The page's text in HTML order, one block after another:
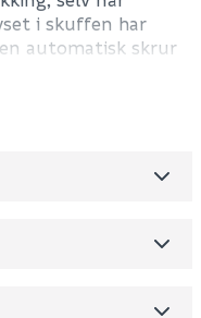
i skuffen har
automatisk skrur
du slipper å bli
montert. Servant
C574L1VR
per salgsforpakning)